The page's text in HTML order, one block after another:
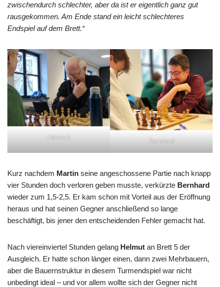
zwischendurch schlechter, aber da ist er eigentlich ganz gut
rausgekommen. Am Ende stand ein leicht schlechteres
Endspiel auf dem Brett.“
Heinrich
Bernhard
Kurz nachdem Martin seine angeschossene Partie nach knapp
vier Stunden doch verloren geben musste, verkürzte Bernhard
wieder zum 1,5-2,5. Er kam schon mit Vorteil aus der Eröffnung
heraus und hat seinen Gegner anschließend so lange
beschäftigt, bis jener den entscheidenden Fehler gemacht hat.
Nach viereinviertel Stunden gelang Helmut an Brett 5 der
Ausgleich. Er hatte schon länger einen, dann zwei Mehrbauern,
aber die Bauernstruktur in diesem Turmendspiel war nicht
unbedingt ideal – und vor allem wollte sich der Gegner nicht